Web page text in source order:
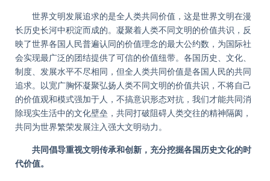
世界文明发展追求的是全人类共同价值，这是世界文明在漫
长历史长河中积淀而成的。凝聚着人类不同文明的价值共识，反
映了世界各国人民普遍认同的价值理念的最大公约数，为国际社
会实现最广泛的团结提供了可信的价值纽带。各国历史、文化、
制度、发展水平不尽相同，但全人类共同价值是各国人民的共同
追求。以宽广胸怀凝聚弘扬人类不同文明的价值共识，不将自己
的价值观和模式强加于人，不搞意识形态对抗，我们才能共同消
除现实生活中的文化壁垒，共同打破阻碍人类交往的精神隔阂，
共同为世界繁荣发展注入强大文明动力。
共同倡导重视文明传承和创新，充分挖掘各国历史文化的时
代价值。